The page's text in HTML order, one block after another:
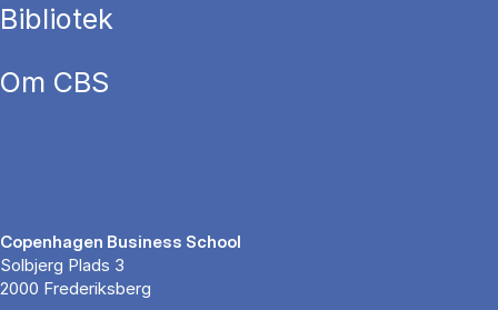
Bibliotek
Om CBS
Copenhagen Business School
Solbjerg Plads 3
2000 Frederiksberg